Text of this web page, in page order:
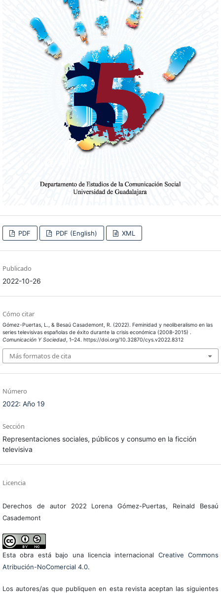
PDF PDF (English) XML
Publicado
2022-10-26
Cómo citar
Gómez-Puertas, L., & Besaú Casademont, R. (2022). Feminidad y neoliberalismo en las
series televisivas españolas de éxito durante la crisis económica (2008-2015) .
Comunicación Y Sociedad, 1–24. https://doi.org/10.32870/cys.v2022.8312
Más formatos de cita
Número
2022: Año 19
Sección
Representaciones sociales, públicos y consumo en la ficción
televisiva
Licencia
Derechos de autor 2022 Lorena Gómez-Puertas, Reinald Besaú
Casademont
Esta obra está bajo una licencia internacional Creative Commons
Atribución-NoComercial 4.0.
Los autores/as que publiquen en esta revista aceptan las siguientes